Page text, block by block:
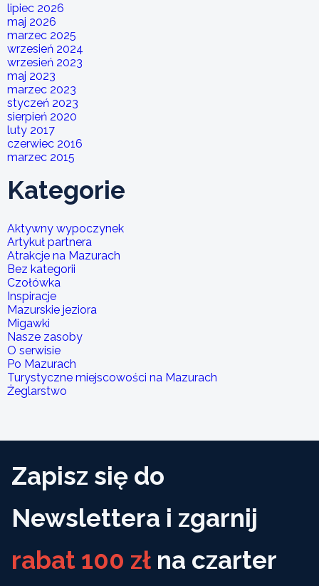
lipiec 2026
maj 2026
marzec 2025
wrzesień 2024
wrzesień 2023
maj 2023
marzec 2023
styczeń 2023
sierpień 2020
luty 2017
czerwiec 2016
marzec 2015
Kategorie
Aktywny wypoczynek
Artykuł partnera
Atrakcje na Mazurach
Bez kategorii
Czołówka
Inspiracje
Mazurskie jeziora
Migawki
Nasze zasoby
O serwisie
Po Mazurach
Turystyczne miejscowości na Mazurach
Żeglarstwo
Zapisz się do
Newslettera i zgarnij
rabat 100 zł na czarter